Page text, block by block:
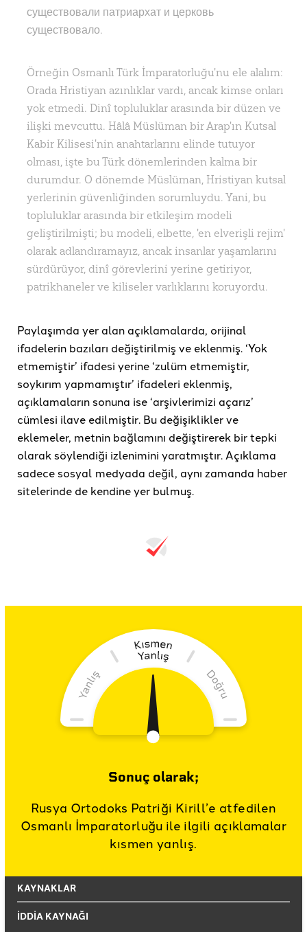
существовали патриархат и церковь
существовало.
Örneğin Osmanlı Türk İmparatorluğu'nu ele alalım:
Orada Hristiyan azınlıklar vardı, ancak kimse onları
yok etmedi. Dinî topluluklar arasında bir düzen ve
ilişki mevcuttu. Hâlâ Müslüman bir Arap'ın Kutsal
Kabir Kilisesi'nin anahtarlarını elinde tutuyor
olması, işte bu Türk dönemlerinden kalma bir
durumdur. O dönemde Müslüman, Hristiyan kutsal
yerlerinin güvenliğinden sorumluydu. Yani, bu
topluluklar arasında bir etkileşim modeli
geliştirilmişti; bu modeli, elbette, 'en elverişli rejim'
olarak adlandıramayız, ancak insanlar yaşamlarını
sürdürüyor, dinî görevlerini yerine getiriyor,
patrikhaneler ve kiliseler varlıklarını koruyordu.
Paylaşımda yer alan açıklamalarda, orijinal
ifadelerin bazıları değiştirilmiş ve eklenmiş. ‘Yok
etmemiştir’ ifadesi yerine ‘zulüm etmemiştir,
soykırım yapmamıştır’ ifadeleri eklenmiş,
açıklamaların sonuna ise ‘arşivlerimizi açarız’
cümlesi ilave edilmiştir. Bu değişiklikler ve
eklemeler, metnin bağlamını değiştirerek bir tepki
olarak söylendiği izlenimini yaratmıştır. Açıklama
sadece sosyal medyada değil, aynı zamanda haber
sitelerinde de kendine yer bulmuş.
Sonuç olarak;
Rusya Ortodoks Patriği Kirill’e atfedilen
Osmanlı İmparatorluğu ile ilgili açıklamalar
kısmen yanlış.
KAYNAKLAR
İDDİA KAYNAĞI